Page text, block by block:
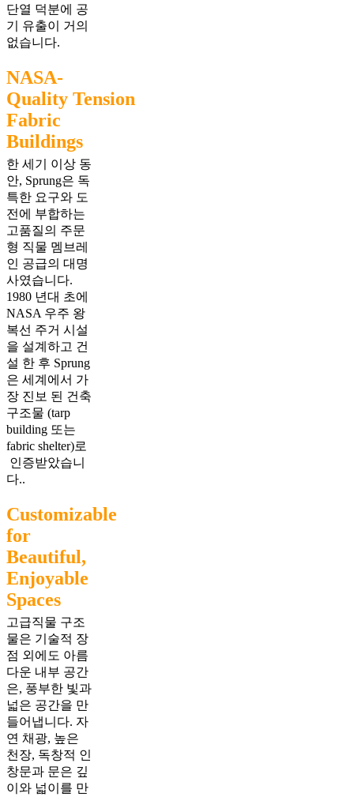
단열 덕분에 공
기 유출이 거의
없습니다.
NASA-
Quality Tension
Fabric
Buildings
한 세기 이상 동
안, Sprung은 독
특한 요구와 도
전에 부합하는
고품질의 주문
형 직물 멤브레
인 공급의 대명
사였습니다.
1980 년대 초에
NASA 우주 왕
복선 주거 시설
을 설계하고 건
설 한 후 Sprung
은 세계에서 가
장 진보 된 건축
구조물 (tarp
building 또는
fabric shelter)로
인증받았습니
다..
Customizable
for
Beautiful,
Enjoyable
Spaces
고급직물 구조
물은 기술적 장
점 외에도 아름
다운 내부 공간
은, 풍부한 빛과
넓은 공간을 만
들어냅니다. 자
연 채광, 높은
천장, 독창적 인
창문과 문은 깊
이와 넓이를 만